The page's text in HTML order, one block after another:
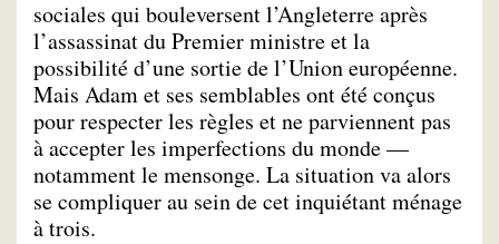
sociales qui bouleversent l’Angleterre après
l’assassinat du Premier ministre et la
possibilité d’une sortie de l’Union européenne.
Mais Adam et ses semblables ont été conçus
pour respecter les règles et ne parviennent pas
à accepter les imperfections du monde —
notamment le mensonge. La situation va alors
se compliquer au sein de cet inquiétant ménage
à trois.